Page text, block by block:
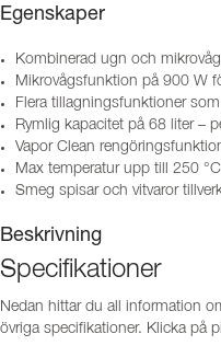
Egenskaper
Kombinerad ugn och
Mikrovågsfunktion på 900 W
Flera tillagningsfunktioner
Rymlig kapacitet på 68 liter –
Vapor Clean
Max temperatur upp till 250 °C
Smeg spisar och vitvaror
Beskrivning
Specifikationer
Nedan hittar du all information
övriga specifikationer. Klicka på